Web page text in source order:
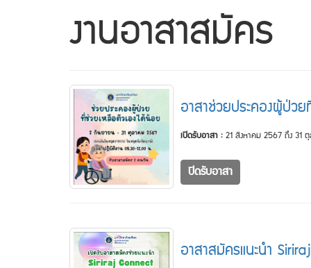
งานอาสาสมัคร
อาสาช่วยประคองผู้ป่ว
เปิดรับอาสา :21 สิงหาคม 2567 ถึง 31
ปิดรับอาสา
อาสาสมัครแนะนำ